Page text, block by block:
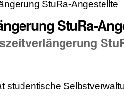
StuRa-Angestellte
StuRa-
studentische